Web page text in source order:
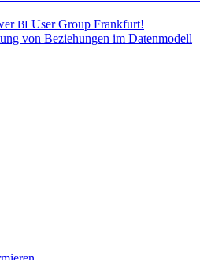
BI User Group Frankfurt!
von Beziehungen im Datenmodell